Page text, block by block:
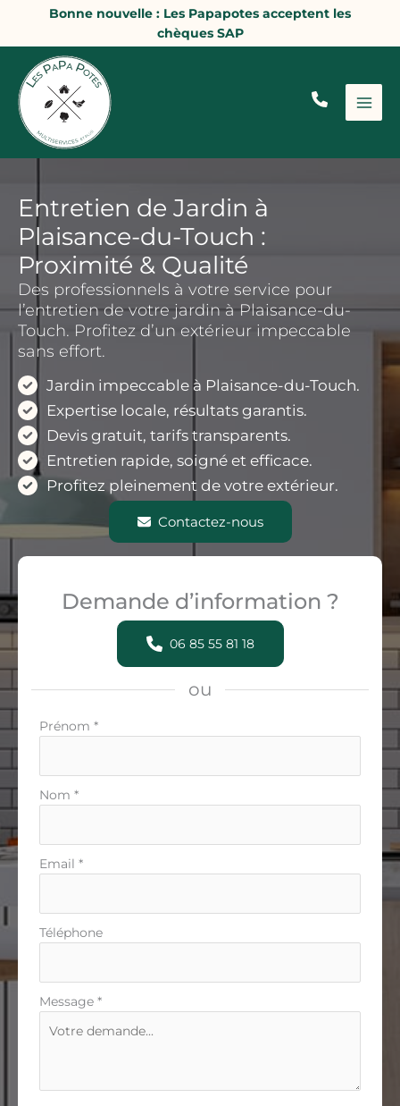
contenu
Bonne nouvelle : Les Papapotes acceptent les
chèques SAP
Entretien de Jardin à
Plaisance-du-Touch :
Proximité & Qualité
Des professionnels à votre service pour
l’entretien de votre jardin à Plaisance-du-
Touch. Profitez d’un extérieur impeccable
sans effort.
Jardin impeccable à Plaisance-du-Touch.
Expertise locale, résultats garantis.
Devis gratuit, tarifs transparents.
Entretien rapide, soigné et efficace.
Profitez pleinement de votre extérieur.
Contactez-nous
Demande d’information ?
06 85 55 81 18
ou
Formulaire
Prénom *
Nom *
Email *
Téléphone
Message *